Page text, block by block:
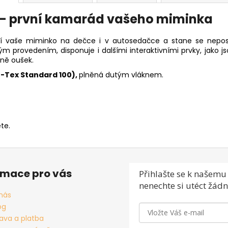
první kamarád vašeho miminka
vaše miminko na dečce i v autosedačce a stane se
provedením, disponuje i dalšími interaktivními prvky, jako
oušek.
Tex Standard 100),plněná dutým vláknem.
pro vás
a platba
Přihlašte se k
nenechte si utéct